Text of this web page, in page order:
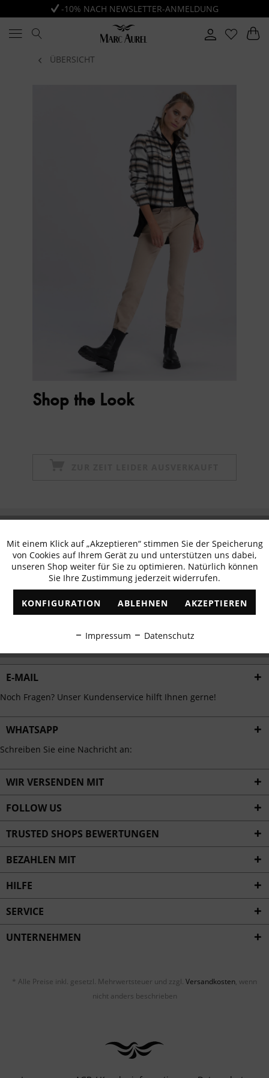
-10% NACH NEWSLETTER-ANMELDUNG
ÜBERSICHT
Shop the Look
erhalten
✓ Exklusive Angebote ✓ Die aktuellsten Trends
E-MAIL
Noch Fragen? Unser Kundenservice hilft Ihnen gerne!
WHATSAPP
Schreiben Sie eine Nachricht an:
WIR VERSENDEN MIT
FOLLOW US
TRUSTED SHOPS BEWERTUNGEN
BEZAHLEN MIT
HILFE
SERVICE
UNTERNEHMEN
* Alle Preise inkl. gesetzl. Mehrwertsteuer und zzgl. Versandkosten, wenn
nicht anders beschrieben
Funktionale Aktiv
Marketing Inaktiv
Tracking Inaktiv
Personalisierung Inaktiv
Service
Mit einem Klick auf „Akzeptieren“ stimmen Sie der Speicherung
von Cookies auf Ihrem Gerät zu und unterstützen uns dabei,
unseren Shop weiter für Sie zu optimieren. Natürlich können
Sie Ihre Zustimmung jederzeit widerrufen.
KONFIGURATION ABLEHNEN AKZEPTIEREN
Impressum Datenschutz